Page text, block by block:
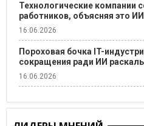
Технологические компании
работников, объясняя это ИИ
16.06.2026
Пороховая бочка IT-
сокращения ради ИИ
16.06.2026